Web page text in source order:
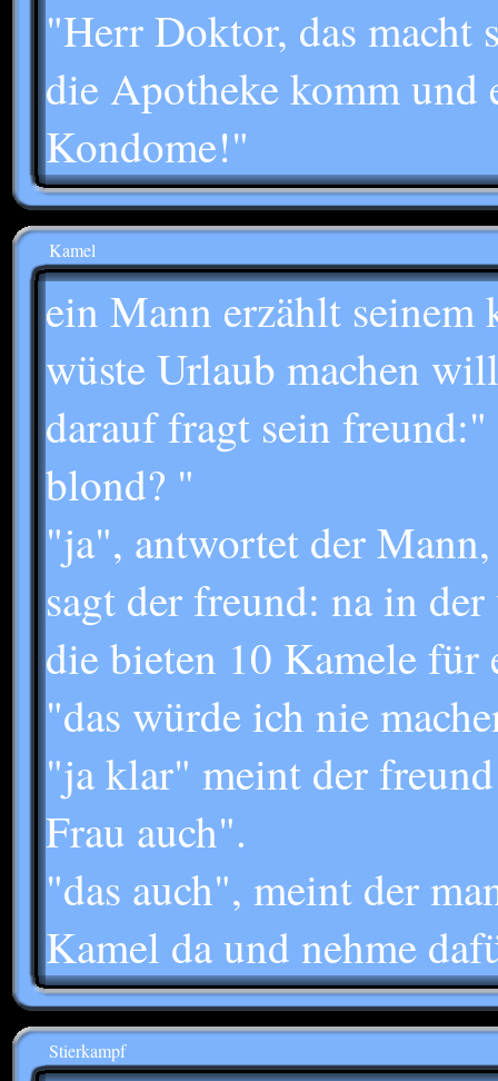
"Herr Doktor, das macht
die Apotheke komm
Kondome!"
Kamel
ein Mann erzählt seinem
wüste Urlaub machen
darauf fragt sein
blond? "
"ja", antwortet der
sagt der freund: na in
die bieten 10 Kamele für
"das würde ich nie
"ja klar" meint der
Frau auch".
"das auch", meint der
Kamel da und nehme
Stierkampf